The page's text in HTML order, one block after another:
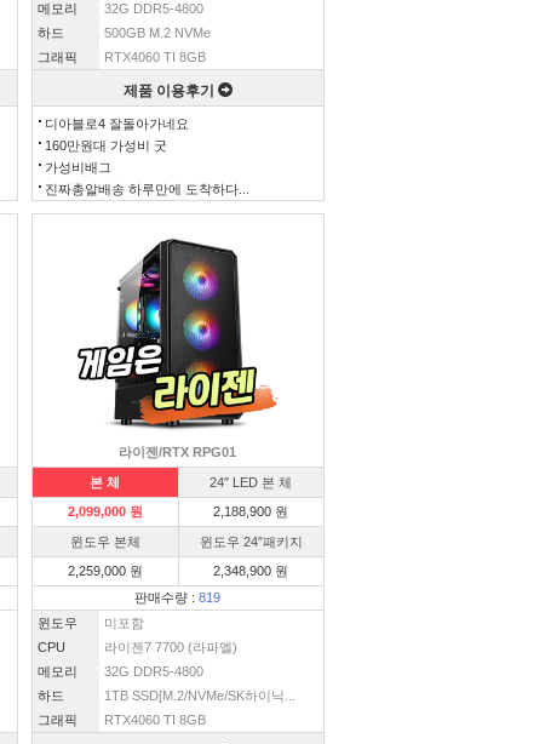
메모리
32G DDR5-4800
하드
500GB M.2 NVMe
그래픽
RTX4060 TI 8GB
제품 이용후기
디아블로4 잘돌아가네요
160만원대 가성비 굿
가성비배그
진짜총알배송 하루만에 도착하다...
라이젠/RTX RPG01
본 체
24″ LED 본 체
2,099,000 원
2,188,900 원
윈도우 본체
윈도우 24″패키지
2,259,000 원
2,348,900 원
판매수량 : 819
윈도우
미포함
CPU
라이젠7 7700 (라파엘)
메모리
32G DDR5-4800
하드
1TB SSD[M.2/NVMe/SK하이닉...
그래픽
RTX4060 TI 8GB